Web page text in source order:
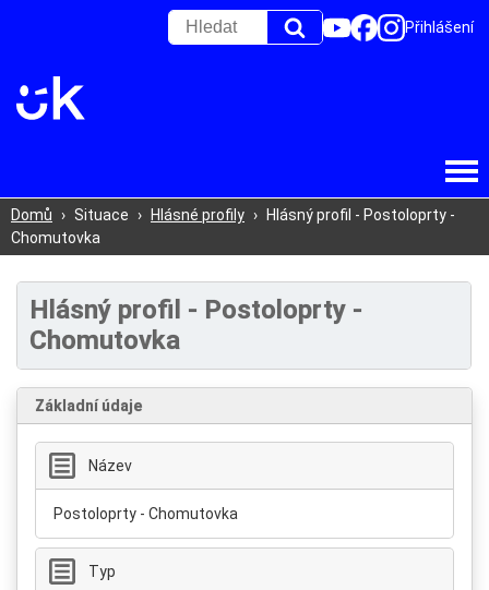
Přihlášení
Domů › Situace › Hlásné profily ›
Hlásný profil - Postoloprty -
Chomutovka
Hlásný profil - Postoloprty -
Chomutovka
Základní údaje
Název
Postoloprty - Chomutovka
Typ